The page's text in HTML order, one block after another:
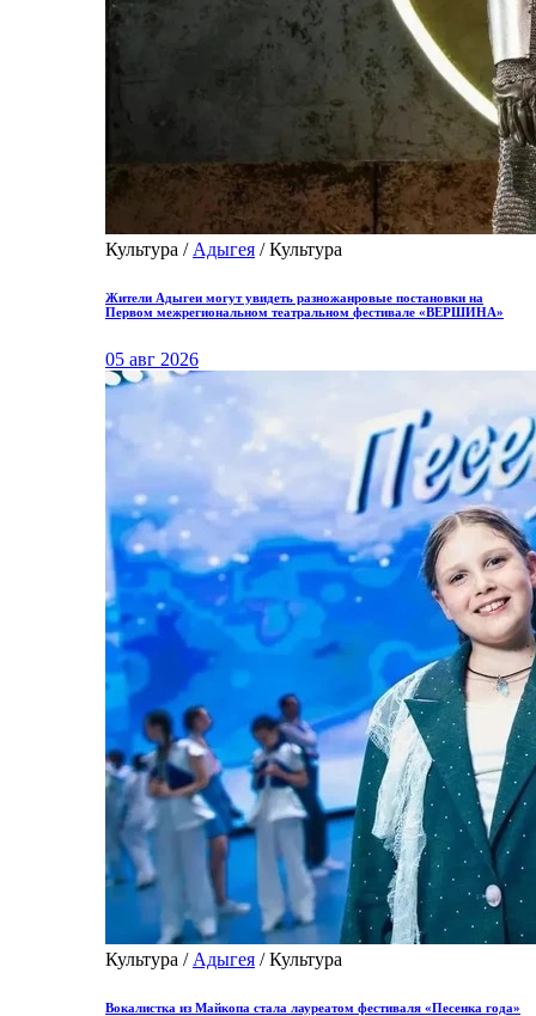
Культура / Адыгея / Культура
Жители Адыгеи могут увидеть разножанровые постановки на
Первом межрегиональном театральном фестивале «ВЕРШИНА»
05 авг 2026
Культура / Адыгея / Культура
Вокалистка из Майкопа стала лауреатом фестиваля «Песенка года»